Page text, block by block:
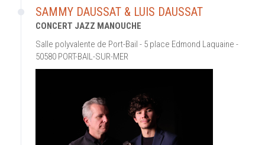
SAMMY DAUSSAT & LUIS DAUSSAT
CONCERT JAZZ MANOUCHE
Salle polyvalente de Port-Bail - 5 place Edmond Laquaine -
50580 PORT-BAIL-SUR-MER